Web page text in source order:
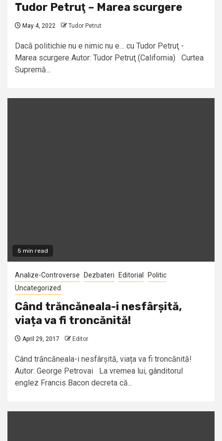
Tudor Petruţ – Marea scurgere
May 4, 2022 Tudor Petrut
Dacă politichie nu e nimic nu e… cu Tudor Petruţ -
Marea scurgere Autor: Tudor Petruţ (California) Curtea
Supremă...
5 min read
Analize-Controverse Dezbateri Editorial
Politic
Uncategorized
Când trăncăneala-i nesfârșită,
viața va fi troncănită!
April 29, 2017 Editor
Când trăncăneala-i nesfârșită, viața va fi troncănită!
Autor: George Petrovai La vremea lui, gânditorul
englez Francis Bacon decreta că...